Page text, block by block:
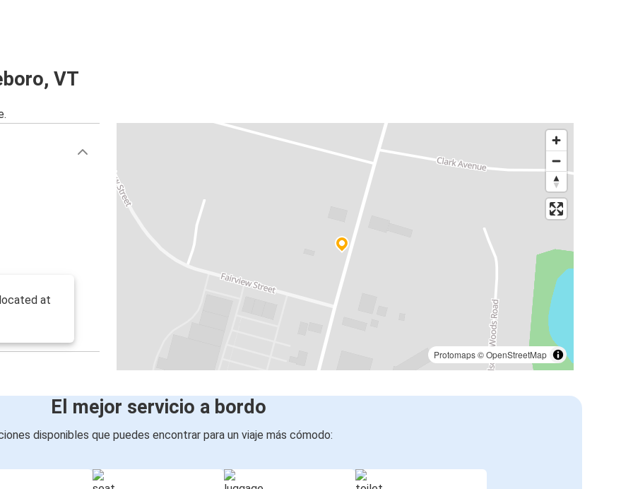
VT
Protomaps©OpenStreetMap
at
El mejor servicio a bordo
disponibles que puedes encontrar para un viaje más cómodo: